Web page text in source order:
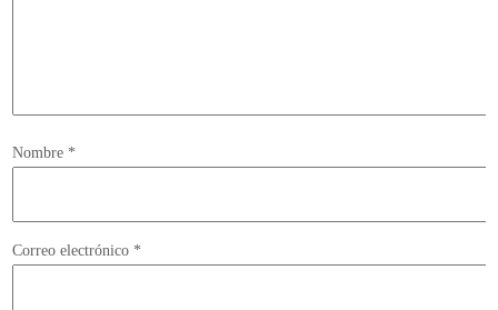
Nombre *
Correo electrónico *